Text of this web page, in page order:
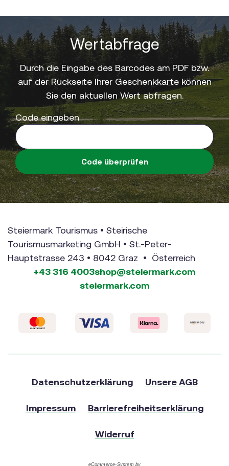
Wertabfrage
Durch die Eingabe des Barcodes am PDF bzw.
auf der Rückseite Ihrer Geschenkkarte können
Sie den aktuellen Wert abfragen.
Code eingeben
Code überprüfen
Steiermark Tourismus • Steirische
Tourismusmarketing GmbH • St.-Peter-
Hauptstrasse 243 • 8042 Graz • Österreich
+43 316 4003shop@steiermark.com
steiermark.com
Datenschutzerklärung Unsere AGB
Impressum Barrierefreiheitserklärung
Widerruf
eCommerce-System by